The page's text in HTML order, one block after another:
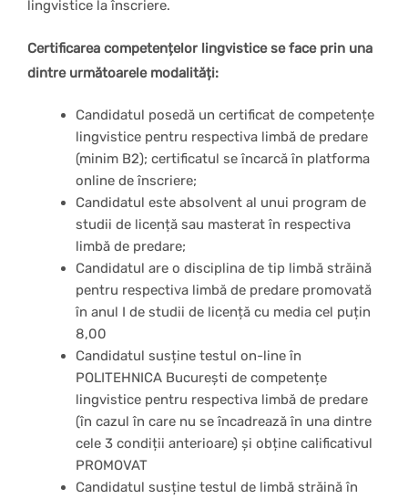
lingvistice la înscriere.
Certificarea competențelor lingvistice se face prin una
dintre următoarele modalități:
Candidatul posedă un certificat de competențe
lingvistice pentru respectiva limbă de predare
(minim B2); certificatul se încarcă în platforma
online de înscriere;
Candidatul este absolvent al unui program de
studii de licență sau masterat în respectiva
limbă de predare;
Candidatul are o disciplina de tip limbă străină
pentru respectiva limbă de predare promovată
în anul I de studii de licență cu media cel puțin
8,00
Candidatul susține testul on-line în
POLITEHNICA București de competențe
lingvistice pentru respectiva limbă de predare
(în cazul în care nu se încadrează în una dintre
cele 3 condiții anterioare) și obține calificativul
PROMOVAT
Candidatul susține testul de limbă străină în